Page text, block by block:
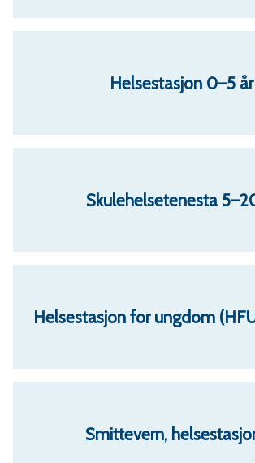
Helsestasjon 0–5 år
Skulehelsetenesta
Helsestasjon for ungdom
Smittevern,